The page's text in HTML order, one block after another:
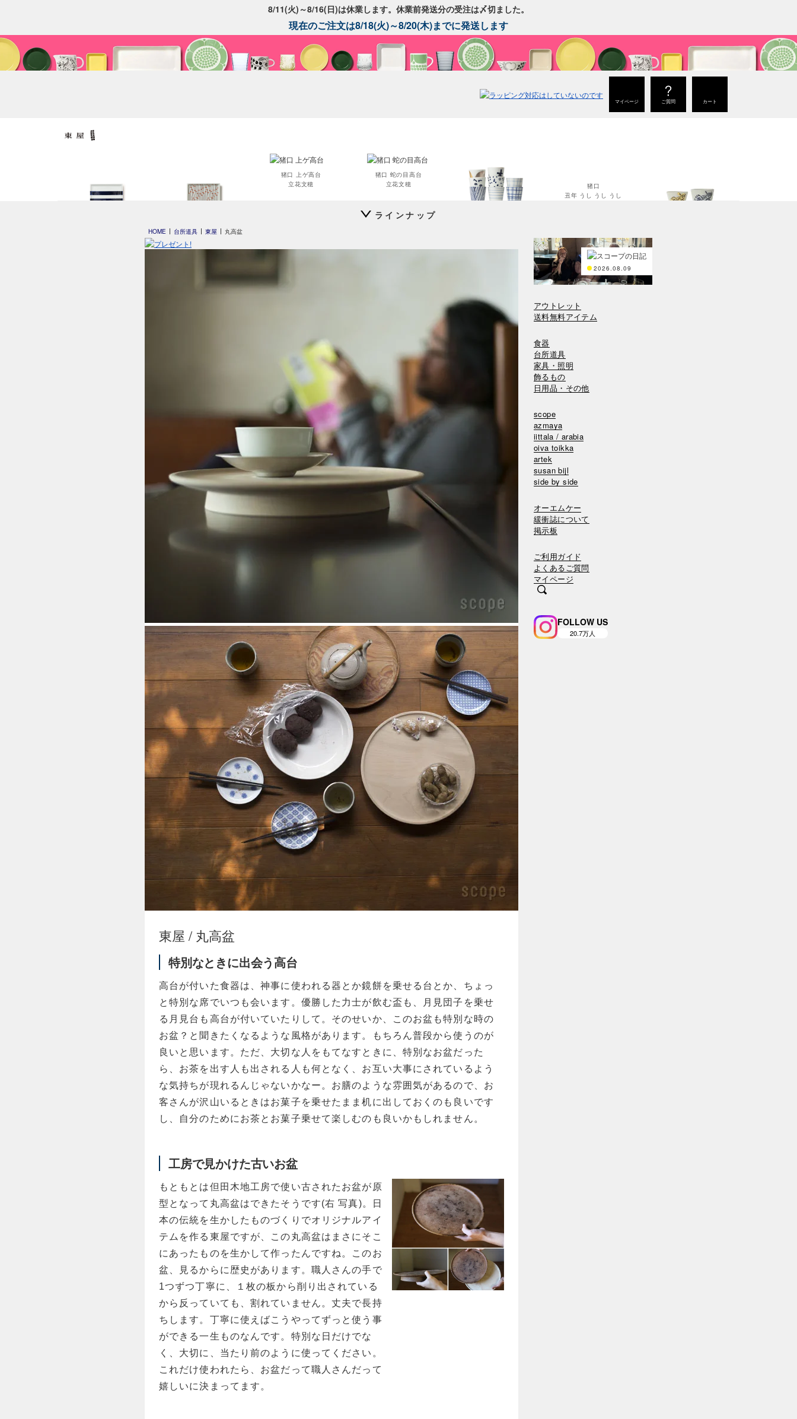
8/11(火)～8/16(日)は休業します。休業前発送分の受注は〆切ました。
現在のご注文は8/18(火)～8/20(木)までに発送します
マイページ ご質問 カート
干し柿・田田道・野道
猪口 上ゲ高台
立花文穂
猪口 蛇の目高台
立花文穂
猪口
丑年 うし うし うし
ラインナップ
HOME 台所道具 東屋 丸高盆
東屋 / 丸高盆
特別なときに出会う高台
高台が付いた食器は、神事に使われる器とか鏡餅を乗せる台とか、ちょっ
と特別な席でいつも会います。優勝した力士が飲む盃も、月見団子を乗せ
る月見台も高台が付いていたりして。そのせいか、このお盆も特別な時の
お盆？と聞きたくなるような風格があります。もちろん普段から使うのが
良いと思います。ただ、大切な人をもてなすときに、特別なお盆だった
ら、お茶を出す人も出される人も何となく、お互い大事にされているよう
な気持ちが現れるんじゃないかなー。お膳のような雰囲気があるので、お
客さんが沢山いるときはお菓子を乗せたまま机に出しておくのも良いです
し、自分のためにお茶とお菓子乗せて楽しむのも良いかもしれません。
工房で見かけた古いお盆
もともとは但田木地工房で使い古されたお盆が原
型となって丸高盆はできたそうです(右 写真)。日
本の伝統を生かしたものづくりでオリジナルアイ
テムを作る東屋ですが、この丸高盆はまさにそこ
にあったものを生かして作ったんですね。このお
盆、見るからに歴史があります。職人さんの手で
1つずつ丁寧に、１枚の板から削り出されている
から反っていても、割れていません。丈夫で長持
ちします。丁寧に使えばこうやってずっと使う事
ができる一生ものなんです。特別な日だけでな
く、大切に、当たり前のように使ってください。
これだけ使われたら、お盆だって職人さんだって
嬉しいに決まってます。
2026.08.09
アウトレット
送料無料アイテム
食器
台所道具
家具・照明
飾るもの
日用品・その他
scope
azmaya
iittala / arabia
oiva toikka
artek
susan bijl
side by side
オーエムケー
緩衝誌について
掲示板
ご利用ガイド
よくあるご質問
マイページ
FOLLOW US